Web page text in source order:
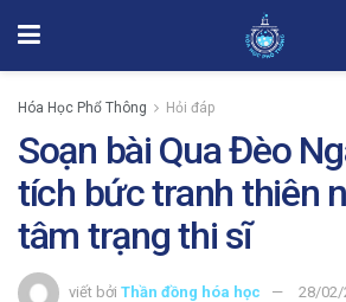
Hóa Học Phổ Thông Hỏi đáp
Soạn bài Qua Đèo
tích bức tranh thiên
tâm trạng thi sĩ
viết bởi Thần đồng hóa học 28/02/